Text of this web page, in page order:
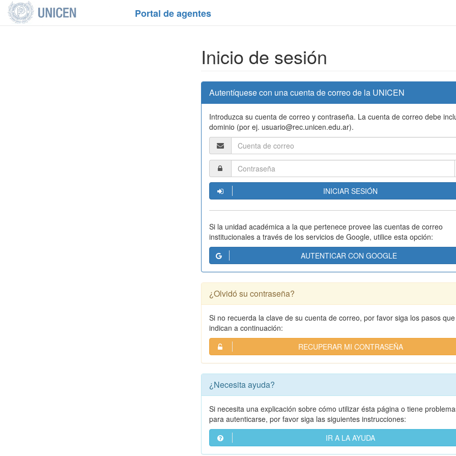
Portal de agentes
Inicio de sesión
Autentíquese con una cuenta de correo de la UNICEN
Introduzca su cuenta de correo y contraseña. La cuenta de correo debe
dominio (por ej. usuario@rec.unicen.edu.ar).
INICIAR SESIÓN
Si la unidad académica a la que pertenece provee las cuentas de correo
institucionales a través de los servicios de Google, utilice esta opción:
AUTENTICAR CON GOOGLE
¿Olvidó su contraseña?
Si no recuerda la clave de su cuenta de correo, por favor siga los pasos
indican a continuación:
RECUPERAR MI CONTRASEÑA
¿Necesita ayuda?
Si necesita una explicación sobre cómo utilizar ésta página o tiene
para autenticarse, por favor siga las siguientes instrucciones:
IR A LA AYUDA